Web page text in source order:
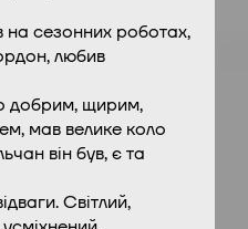
сезонних роботах,
любив
добрим, щирим,
мав велике коло
він був, є та
Світлий,